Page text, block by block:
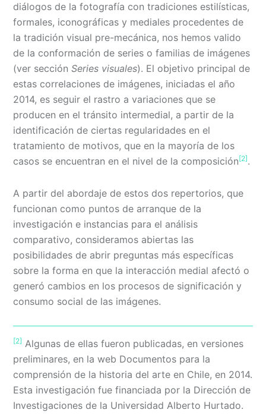
diálogos de la fotografía con tradiciones estilísticas,
formales, iconográficas y mediales procedentes de
la tradición visual pre-mecánica, nos hemos valido
de la conformación de series o familias de imágenes
(ver secciónSeries visuales). El objetivo principal de
estas correlaciones de imágenes, iniciadas el año
2014, es seguir el rastro a variaciones que se
producen en el tránsito intermedial, a partir de la
identificación de ciertas regularidades en el
tratamiento de motivos, que en la mayoría de los
casos se encuentran en el nivel de la composición[2].
A partir del abordaje de estos dos repertorios, que
funcionan como puntos de arranque de la
investigación e instancias para el análisis
comparativo, consideramos abiertas las
posibilidades de abrir preguntas más específicas
sobre la forma en que la interacción medial afectó o
generó cambios en los procesos de significación y
consumo social de las imágenes.
[2] Algunas de ellas fueron publicadas, en versiones
preliminares, en la web Documentos para la
comprensión de la historia del arte en Chile, en 2014.
Esta investigación fue financiada por la Dirección de
Investigaciones de la Universidad Alberto Hurtado.